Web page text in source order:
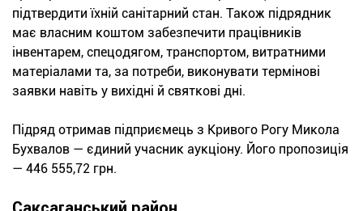
підтвердити їхній санітарний стан. Також підрядник
має власним коштом забезпечити працівників
інвентарем, спецодягом, транспортом, витратними
матеріалами та, за потреби, виконувати термінові
заявки навіть у вихідні й святкові дні.
Підряд отримав підприємець з Кривого Рогу Микола
Бухвалов — єдиний учасник аукціону. Його пропозиція
— 446 555,72 грн.